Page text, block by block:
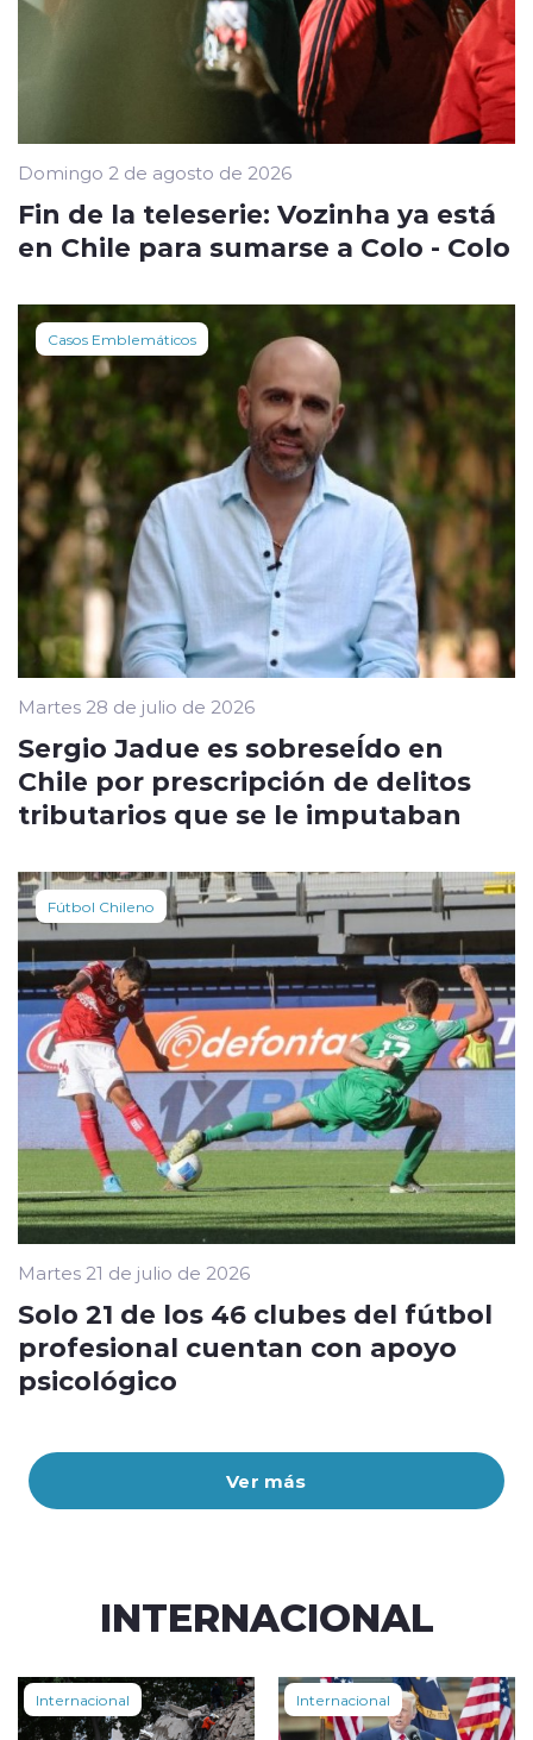
Ver más
Domingo 2 de agosto de 2026
Fin de la teleserie: Vozinha ya está
en Chile para sumarse a Colo - Colo
Casos Emblemáticos
Martes 28 de julio de 2026
Sergio Jadue es sobreseÍdo en
Chile por prescripción de delitos
tributarios que se le imputaban
Fútbol Chileno
Martes 21 de julio de 2026
Solo 21 de los 46 clubes del fútbol
profesional cuentan con apoyo
psicológico
INTERNACIONAL
Internacional Internacional